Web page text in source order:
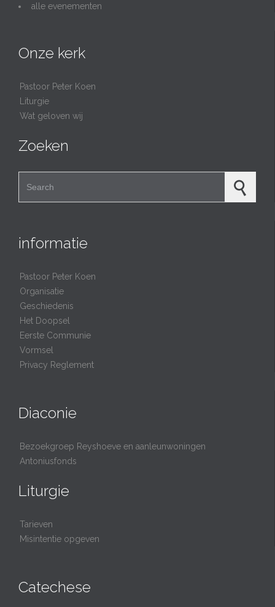
alle evenementen
Onze kerk
Pastoor Peter Koen
Liturgie
Wat geloven wij
Zoeken
informatie
Pastoor Peter Koen
Organisatie
Geschiedenis
Het Doopsel
Eerste Communie
Vormsel
Privacy Reglement
Diaconie
Bezoekgroep Reyshoeve en aanleunwoningen
Antoniusfonds
Liturgie
Tarieven
Misintentie opgeven
Catechese